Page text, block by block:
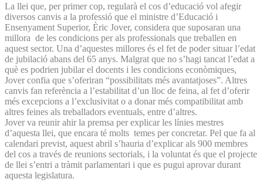
La llei que, per primer cop, regularà el cos d’educació vol afegir
diversos canvis a la professió que el ministre d’Educació i
Ensenyament Superior, Èric Jover, considera que suposaran una
millora de les condicions per als professionals que treballen en
aquest sector. Una d’aquestes millores és el fet de poder situar l’edat
de jubilació abans del 65 anys. Malgrat que no s’hagi tancat l’edat a
què es podrien jubilar el docents i les condicions econòmiques,
Jover confia que s’oferiran “possibilitats més avantatjoses”. Altres
canvis fan referència a l’estabilitat d’un lloc de feina, al fet d’oferir
més excepcions a l’exclusivitat o a donar més compatibilitat amb
altres feines als treballadors eventuals, entre d’altres.
Jover va reunir ahir la premsa per explicar les línies mestres
d’aquesta llei, que encara té molts temes per concretar. Pel que fa al
calendari previst, aquest abril s’hauria d’explicar als 900 membres
del cos a través de reunions sectorials, i la voluntat és que el projecte
de llei s’entri a tràmit parlamentari i que es pugui aprovar durant
aquesta legislatura.